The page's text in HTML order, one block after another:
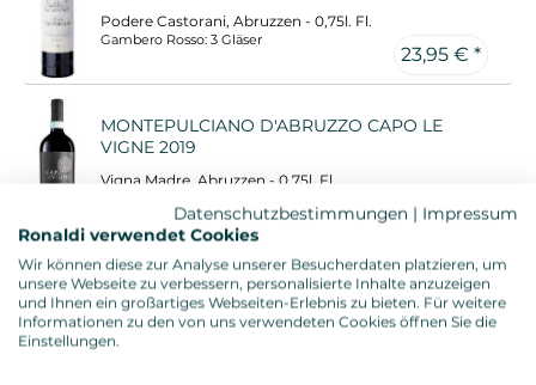
Podere Castorani, Abruzzen - 0,75l. Fl.
Gambero Rosso: 3 Gläser
23,95 € *
MONTEPULCIANO D'ABRUZZO CAPO LE
VIGNE 2019
Vigna Madre, Abruzzen - 0,75l. Fl.
Ronaldi "Toptipp" : 5 Sterne
14,95 € *
CONTADO AGLIANICO RISERVA 2019
Di Majo Norante, Molise - 0,75l. Fl.
Gambero Rosso: 3 Gläser
Datenschutzbestimmungen | Impressum
Ronaldi verwendet Cookies
Wir können diese zur Analyse unserer Besucherdaten platzieren, um
unsere Webseite zu verbessern, personalisierte Inhalte anzuzeigen
und Ihnen ein großartiges Webseiten-Erlebnis zu bieten. Für weitere
Informationen zu den von uns verwendeten Cookies öffnen Sie die
Einstellungen.